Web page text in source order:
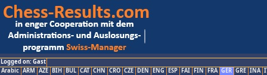
Logged on: Gast
Arabic ARM AZE BIH BUL CAT CHN CRO CZE DEN ENG ESP FAI FIN FRA GER GRE INA